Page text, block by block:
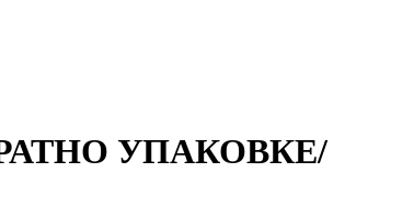
КРАТНО УПАКОВКЕ/